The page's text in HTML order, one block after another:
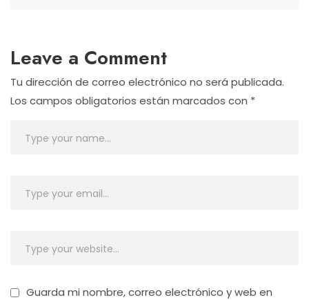
Leave a Comment
Tu dirección de correo electrónico no será publicada.
Los campos obligatorios están marcados con *
Guarda mi nombre, correo electrónico y web en